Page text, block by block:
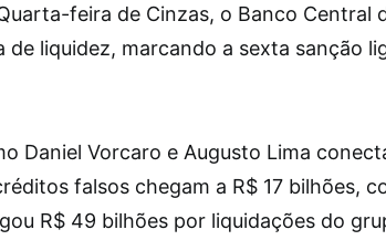
feira de Cinzas, o Banco Central
de liquidez, marcando a sexta sanção
Daniel Vorcaro e Augusto Lima
falsos chegam a R$ 17 bilhões,
R$ 49 bilhões por liquidações do